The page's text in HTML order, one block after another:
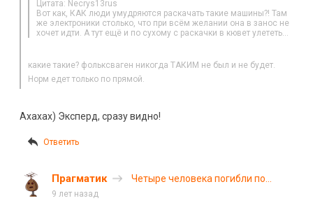
Цитата: Necrys13rus
Вот как, КАК люди умудряются раскачать такие машины?! Там
же электроники столько, что при всём желании она в занос не
хочет идти. А тут ещё и по сухому с раскачки в кювет улететь…
какие такие? фольксваген никогда ТАКИМ не был и не будет.
Норм едет только по прямой.
Ахахах) Эксперд, сразу видно!
Ответить
Прагматик
Четыре человека погибли по
9 лет назад